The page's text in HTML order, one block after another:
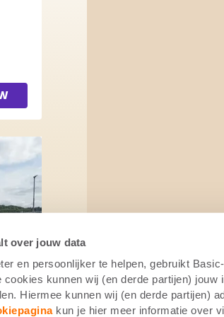
over jouw data
en persoonlijker te helpen, gebruikt
cookies kunnen wij (en derde partijen) jouw
Hiermee kunnen wij (en derde partijen)
kun je hier meer informatie over
be